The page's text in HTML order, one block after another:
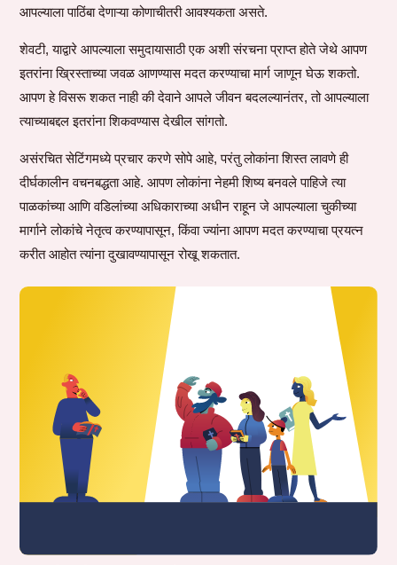
आपल्याला पाठिंबा देणाऱ्या कोणाचीतरी आवश्यकता असते.
शेवटी, याद्वारे आपल्याला समुदायासाठी एक अशी संरचना प्राप्त होते जेथे आपण
इतरांना ख्रिस्ताच्या जवळ आणण्यास मदत करण्याचा मार्ग जाणून घेऊ शकतो.
आपण हे विसरू शकत नाही की देवाने आपले जीवन बदलल्यानंतर, तो आपल्याला
त्याच्याबद्दल इतरांना शिकवण्यास देखील सांगतो.
असंरचित सेटिंगमध्ये प्रचार करणे सोपे आहे, परंतु लोकांना शिस्त लावणे ही
दीर्घकालीन वचनबद्धता आहे. आपण लोकांना नेहमी शिष्य बनवले पाहिजे त्या
पाळकांच्या आणि वडिलांच्या अधिकाराच्या अधीन राहून जे आपल्याला चुकीच्या
मार्गाने लोकांचे नेतृत्व करण्यापासून, किंवा ज्यांना आपण मदत करण्याचा प्रयत्न
करीत आहोत त्यांना दुखावण्यापासून रोखू शकतात.